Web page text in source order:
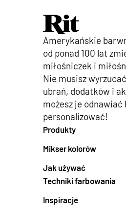
Amerykańskie
od ponad 100 lat
miłośniczek i
Nie musisz
ubrań, dodatków i
możesz je odnawiać
personalizować!
Produkty
Mikser kolorów
Jak używać
Techniki farbowania
Inspiracje